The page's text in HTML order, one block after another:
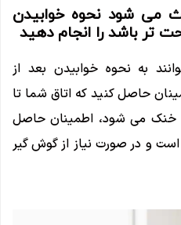
می شود نحوه خوابیدن
تر باشد را انجام دهید
به نحوه خوابیدن بعد از
حاصل کنید که اتاق شما تا
فارنهایت خنک می شود، اطمینان حاصل
و در صورت نیاز از گوش گیر